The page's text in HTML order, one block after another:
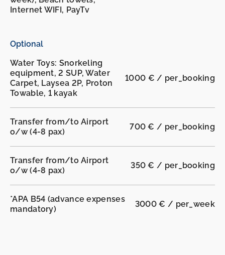
Internet WIFI, PayTv
Optional
Water Toys: Snorkeling
equipment, 2 SUP, Water
Carpet, Laysea 2P, Proton
Towable, 1 kayak
1000 € / per_booking
Transfer from/to Airport
o/w (4-8 pax)
700 € / per_booking
Transfer from/to Airport
o/w (4-8 pax)
350 € / per_booking
*APA B54 (advance expenses
mandatory)
3000 € / per_week